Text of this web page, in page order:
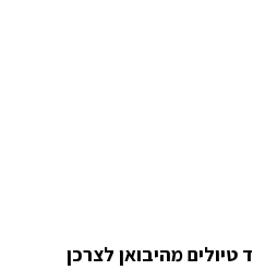
טיולים מהיבואן לצרכן